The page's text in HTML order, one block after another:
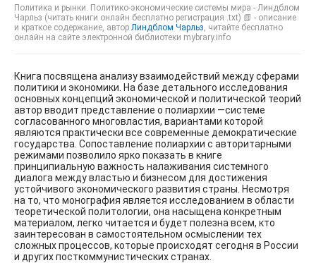
Политика и рынки. Политико-экономические системы мира - Линдблом
Чарльз (читать книги онлайн бесплатно регистрация .txt) 📗 - описание
и краткое содержание, автор Линдблом Чарльз , читайте бесплатно
онлайн на сайте электронной библиотеки mybrary.info
Книга посвящена анализу взаимодействий между сферами
политики и экономики. На базе детального исследования
основных концепций экономической и политической теорий
автор вводит представление о полиархии —системе
согласованного многовластия, вариантами которой
являются практически все современные демократические
государства. Сопоставление полиархии с авторитарными
режимами позволило ярко показать в книге
принципиальную важность налаживания системного
диалога между властью и бизнесом для достижения
устойчивого экономического развития страны. Несмотря
на то, что монография является исследованием в области
теоретической политологии, она насыщена конкретным
материалом, легко читается и будет полезна всем, кто
заинтересован в самостоятельном осмыслении тех
сложных процессов, которые происходят сегодня в России
и других посткоммунистических странах.